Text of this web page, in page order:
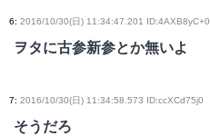
6: 2016/10/30(日) 11:34:47.201 ID:4AXB8yC+0
ヲタに古参新参とか無いよ
7: 2016/10/30(日) 11:34:58.573 ID:ccXCd75j0
そうだろ